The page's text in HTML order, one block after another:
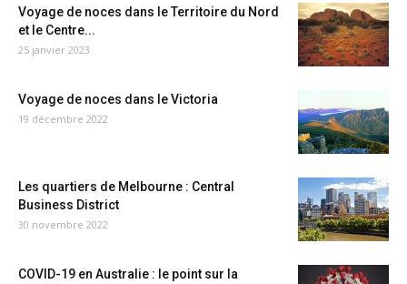
Voyage de noces dans le Territoire du Nord
et le Centre...
25 janvier 2023
Voyage de noces dans le Victoria
19 décembre 2022
Les quartiers de Melbourne : Central
Business District
30 novembre 2022
COVID-19 en Australie : le point sur la